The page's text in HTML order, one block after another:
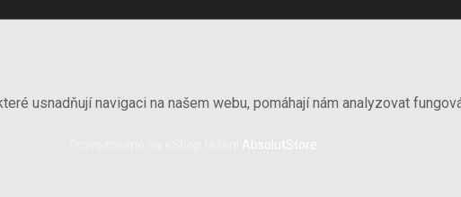
usnadňují navigaci na našem webu, pomáhají nám analyzovat